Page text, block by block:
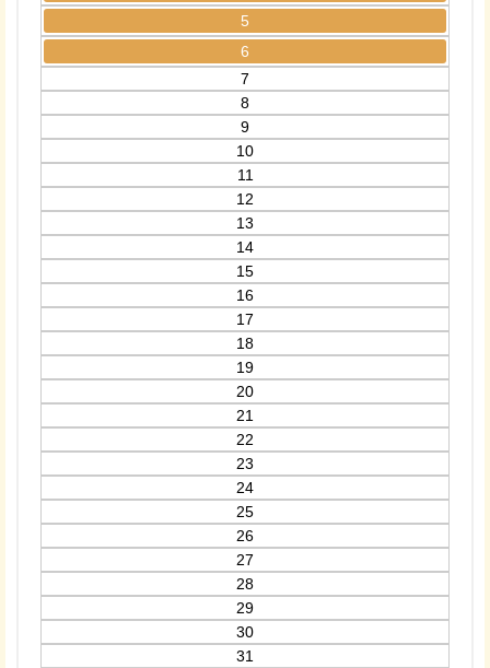
5
6
7
8
9
10
11
12
13
14
15
16
17
18
19
20
21
22
23
24
25
26
27
28
29
30
31